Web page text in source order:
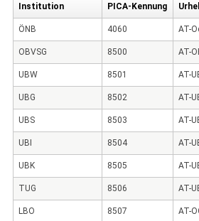
Institution PICA-Kennung
ÖNB 4060 AT-
OBVSG 8500 AT-
UBW 8501 AT-
UBG 8502 AT-
UBS 8503 AT-
UBI 8504 AT-
UBK 8505 AT-
TUG 8506 AT-
LBO 8507 AT-